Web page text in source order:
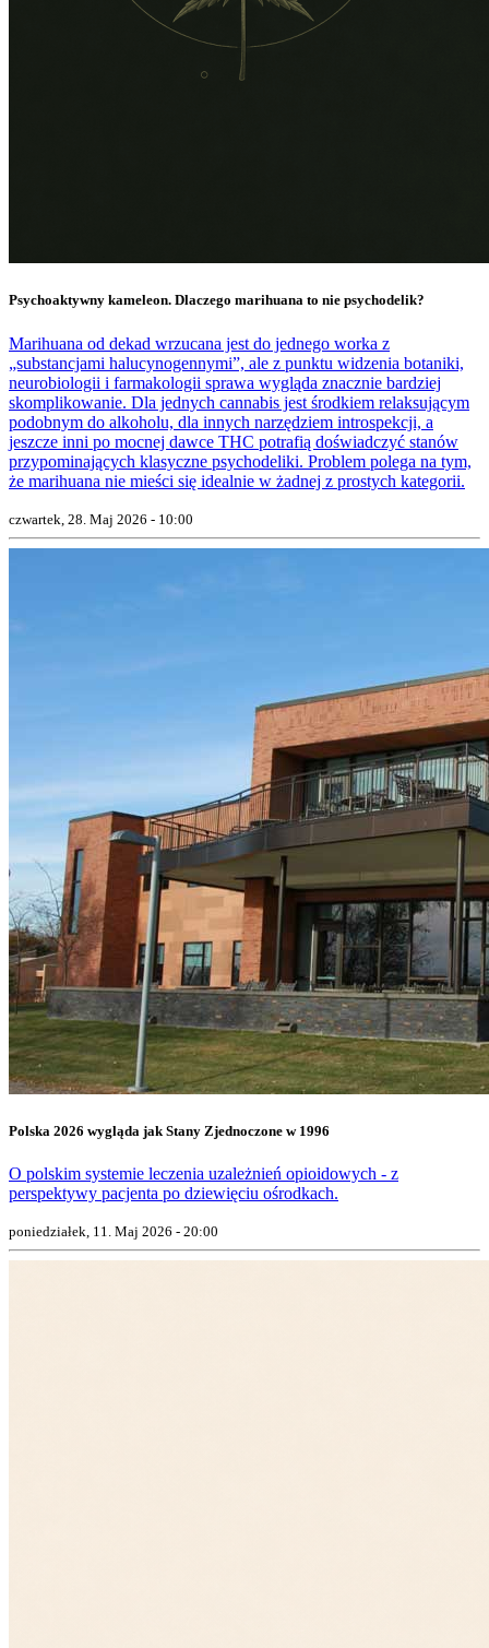
Psychoaktywny kameleon. Dlaczego marihuana to nie psychodelik?
Marihuana od dekad wrzucana jest do jednego worka z
„substancjami halucynogennymi”, ale z punktu widzenia botaniki,
neurobiologii i farmakologii sprawa wygląda znacznie bardziej
skomplikowanie. Dla jednych cannabis jest środkiem relaksującym
podobnym do alkoholu, dla innych narzędziem introspekcji, a
jeszcze inni po mocnej dawce THC potrafią doświadczyć stanów
przypominających klasyczne psychodeliki. Problem polega na tym,
że marihuana nie mieści się idealnie w żadnej z prostych kategorii.
czwartek, 28. Maj 2026 - 10:00
Polska 2026 wygląda jak Stany Zjednoczone w 1996
O polskim systemie leczenia uzależnień opioidowych - z
perspektywy pacjenta po dziewięciu ośrodkach.
poniedziałek, 11. Maj 2026 - 20:00